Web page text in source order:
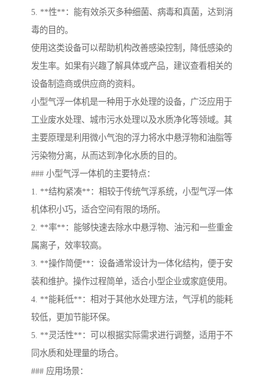
5. **性**：能有效杀灭多种细菌、病毒和真菌，达到消
毒的目的。
使用这类设备可以帮助机构改善感染控制，降低感染的
发生率。如果有兴趣了解具体或产品，建议查看相关的
设备制造商或供应商的资料。
小型气浮一体机是一种用于水处理的设备，广泛应用于
工业废水处理、城市污水处理以及水质净化等领域。其
主要原理是利用微小气泡的浮力将水中悬浮物和油脂等
污染物分离，从而达到净化水质的目的。
### 小型气浮一体机的主要特点：
1. **结构紧凑**：相较于传统气浮系统，小型气浮一体
机体积小巧，适合空间有限的场所。
2. **率**：能够快速去除水中悬浮物、油污和一些重金
属离子，效率较高。
3. **操作简便**：设备通常设计为一体化结构，便于安
装和维护。操作过程简单，适合小型企业或家庭使用。
4. **能耗低**：相对于其他水处理方法，气浮机的能耗
较低，更加节能环保。
5. **灵活性**：可以根据实际需求进行调整，适用于不
同水质和处理量的场合。
### 应用场景：